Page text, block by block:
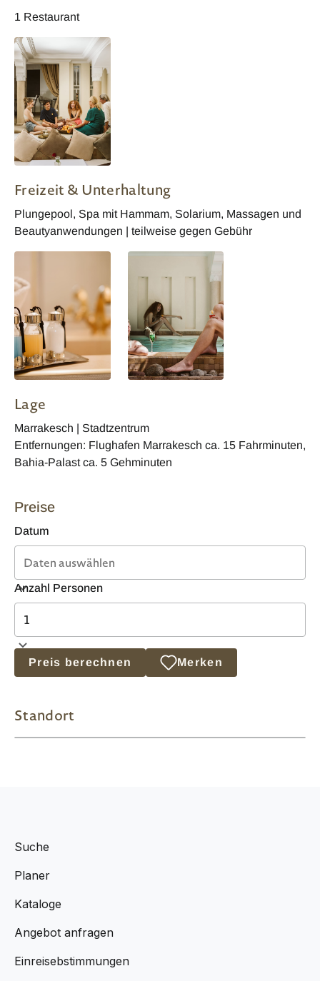
1 Restaurant
Freizeit & Unterhaltung
Plungepool, Spa mit Hammam, Solarium, Massagen und
Beautyanwendungen | teilweise gegen Gebühr
Lage
Marrakesch | Stadtzentrum
Entfernungen: Flughafen Marrakesch ca. 15 Fahrminuten,
Bahia-Palast ca. 5 Gehminuten
Preise
Datum
Anzahl Personen
Preis berechnen Merken
Standort
Suche
Planer
Kataloge
Angebot anfragen
Einreisebstimmungen